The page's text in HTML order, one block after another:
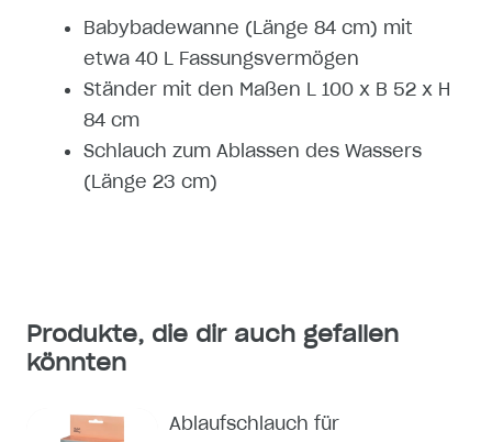
Babybadewanne (Länge 84 cm) mit
etwa 40 L Fassungsvermögen
Ständer mit den Maßen L 100 x B 52 x H
84 cm
Schlauch zum Ablassen des Wassers
(Länge 23 cm)
Produkte, die dir auch gefallen
könnten
Ablaufschlauch für